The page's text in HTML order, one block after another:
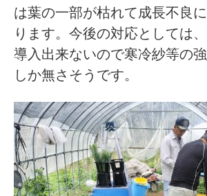
は葉の一部が枯れて成長不良
ります。今後の対応としては
導入出来ないので寒冷紗等の
しか無さそうです。